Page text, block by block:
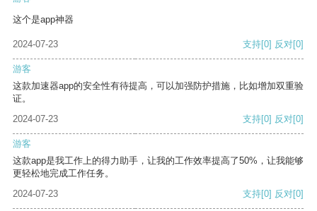
这个是app神器
2024-07-23 支持[0] 反对[0]
游客
这款加速器app的安全性有待提高，可以加强防护措施，比如增加双重验
证。
2024-07-23
支持[0] 反对[0]
游客
这款app是我工作上的得力助手，让我的工作效率提高了50%，让我能够
更轻松地完成工作任务。
2024-07-23
支持[0] 反对[0]